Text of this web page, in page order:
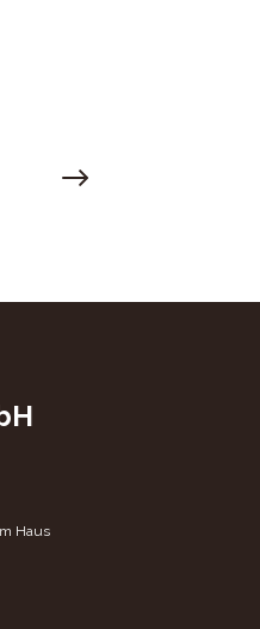
Next slide
Haus